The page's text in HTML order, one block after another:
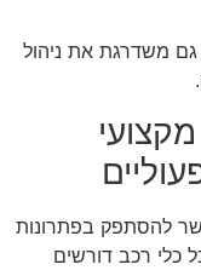
גם משדרגת את ניהול
להסתפק בפתרונות
כלי רכב דורשים